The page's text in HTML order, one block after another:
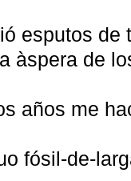
esputos de
àspera de
años me
fósil-de-